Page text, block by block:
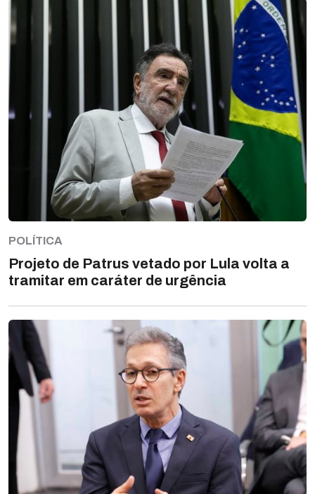
POLÍTICA
Projeto de Patrus vetado por Lula volta a
tramitar em caráter de urgência